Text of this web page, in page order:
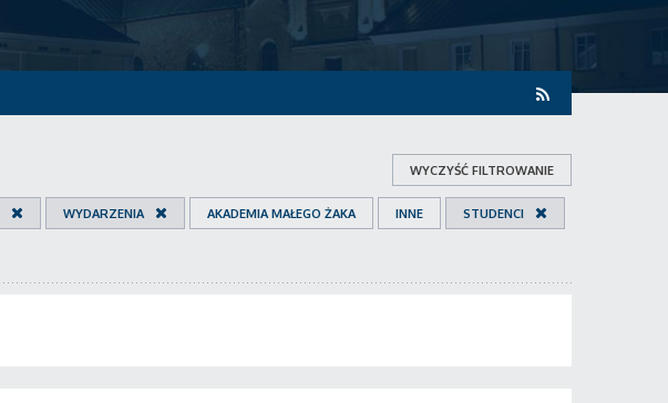
WYCZYŚĆ FILTROWANIE
WYDARZENIA AKADEMIA MAŁEGO ŻAKA INNE STUDENCI